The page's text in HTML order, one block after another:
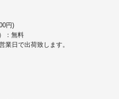
円)
：無料
業日で出荷致します。